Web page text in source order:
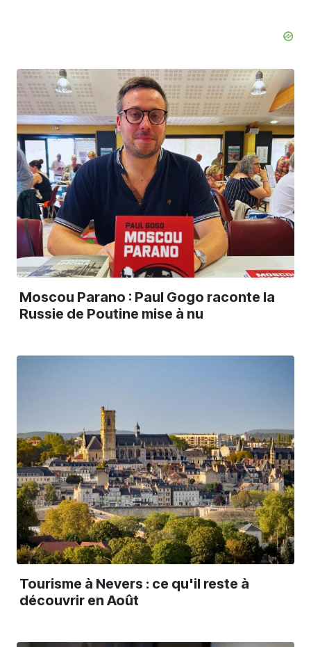
Moscou Parano : Paul Gogo raconte la
Russie de Poutine mise à nu
Tourisme à Nevers : ce qu'il reste à
découvrir en Août